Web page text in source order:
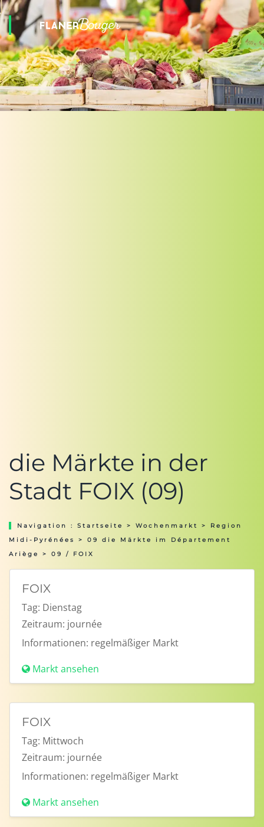
die Märkte in der
Stadt FOIX (09)
Navigation : Startseite > Wochenmarkt > Region
Midi-Pyrénées
> 09 die Märkte im Département
Ariège
> 09 / FOIX
FOIX
Tag: Dienstag
Zeitraum: journée
Informationen: regelmäßiger Markt
Markt ansehen
FOIX
Tag: Mittwoch
Zeitraum: journée
Informationen: regelmäßiger Markt
Markt ansehen